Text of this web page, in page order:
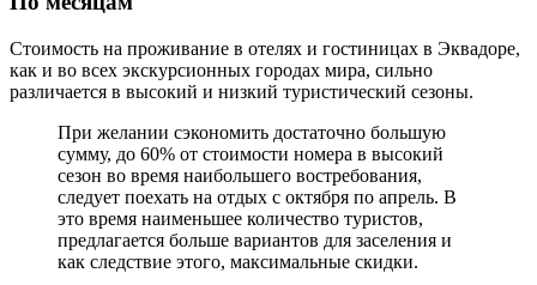
Стоимость на проживание в отелях и гостиницах в Эквадоре,
как и во всех экскурсионных городах мира, сильно
различается в высокий и низкий туристический сезоны.
При желании сэкономить достаточно большую
сумму, до 60% от стоимости номера в высокий
сезон во время наибольшего востребования,
следует поехать на отдых с октября по апрель. В
это время наименьшее количество туристов,
предлагается больше вариантов для заселения и
как следствие этого, максимальные скидки.